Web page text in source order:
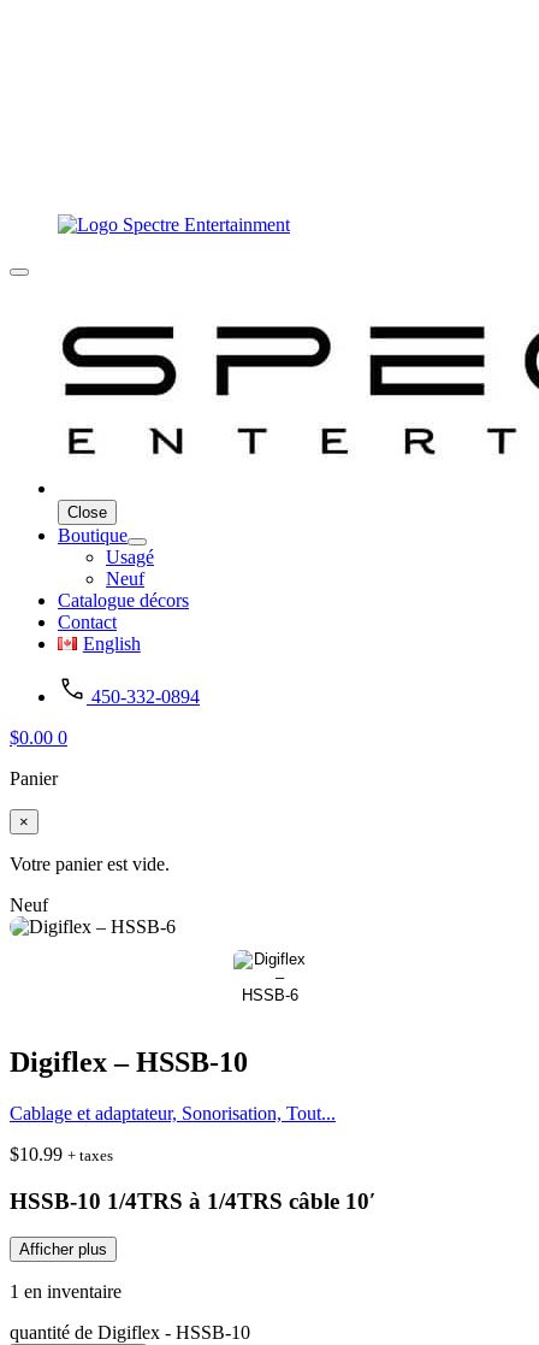
Close
Boutique
Usagé
Neuf
Catalogue décors
Contact
English
450-332-0894
$0.00 0
Panier
×
Votre panier est vide.
Neuf
Digiflex – HSSB-10
Cablage et adaptateur, Sonorisation, Tout...
$10.99 + taxes
HSSB-10 1/4TRS à 1/4TRS câble 10′
Afficher plus
1 en inventaire
quantité de Digiflex - HSSB-10